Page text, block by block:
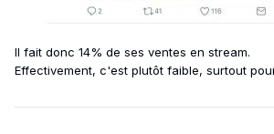
Il fait donc 14% de ses ventes en stream.
Effectivement, c'est plutôt faible, surtout